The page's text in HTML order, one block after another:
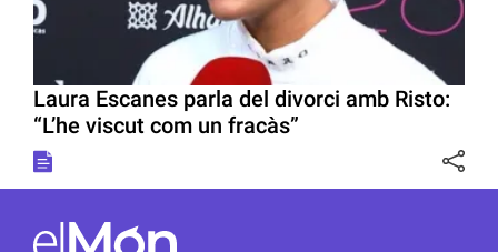
Laura Escanes parla del divorci amb Risto:
“L’he viscut com un fracàs”